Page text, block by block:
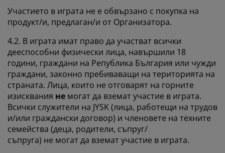
Участието в играта не е обвързано с покупка на
продукт/и, предлаган/и от Организатора.
4.2. В играта имат право да участват всички
дееспособни физически лица, навършили 18
години, граждани на Република България или чужди
граждани, законно пребиваващи на територията на
страната. Лица, които не отговарят на горните
изисквания не могат да вземат участие в играта.
Всички служители на JYSK (лица, работещи на трудов
и/или граждански договор) и членовете на техните
семейства (деца, родители, съпруг/
съпруга) не могат да вземат участие в играта.